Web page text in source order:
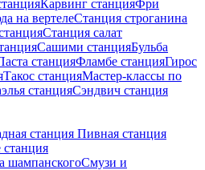
Карвинг станцияФри
на вертелеСтанция строганина
Станция салат
Сашими станцияБульба
станцияФламбе станцияГирос
Такос станцияМастер-классы по
станцияСэндвич станция
станция Пивная станция
шампанскогоСмузи и